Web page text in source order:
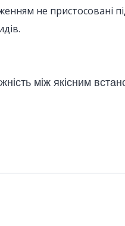
не пристосовані
між якісним